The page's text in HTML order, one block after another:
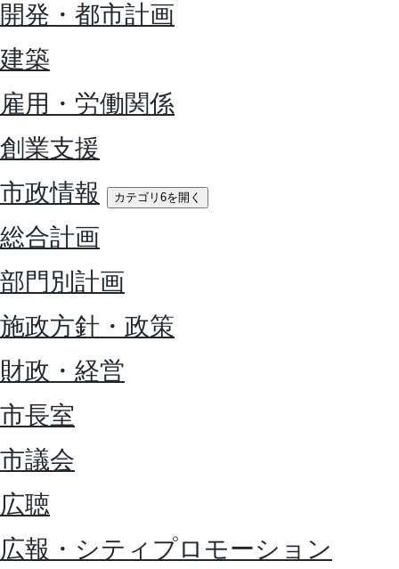
開発・都市計画
建築
雇用・労働関係
創業支援
市政情報
カテゴリ6を開く
総合計画
部門別計画
施政方針・政策
財政・経営
市長室
市議会
広聴
広報・シティプロモーション